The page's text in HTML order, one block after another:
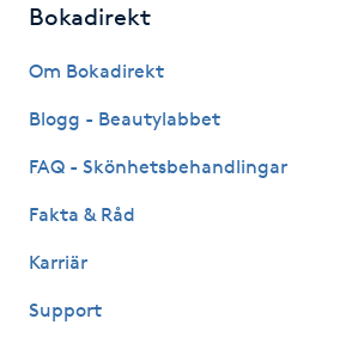
Gellack med förstärkning
Gravidmassage
Gruppträning
Bokadirekt
Om Bokadirekt
Blogg - Beautylabbet
FAQ - Skönhetsbehandlingar
Fakta & Råd
Karriär
Support